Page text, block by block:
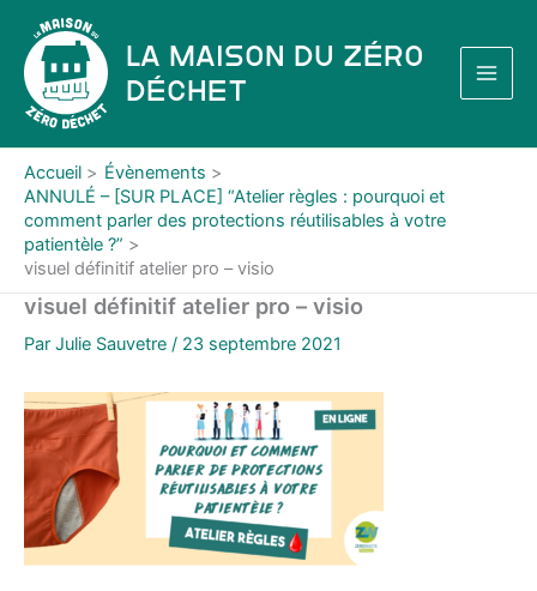
contenu
La Maison du Zéro
Déchet
Accueil
Évènements
ANNULÉ – [SUR PLACE] “Atelier règles : pourquoi et
comment parler des protections réutilisables à votre
patientèle ?”
visuel définitif atelier pro – visio
visuel définitif atelier pro – visio
Par Julie Sauvetre / 23 septembre 2021